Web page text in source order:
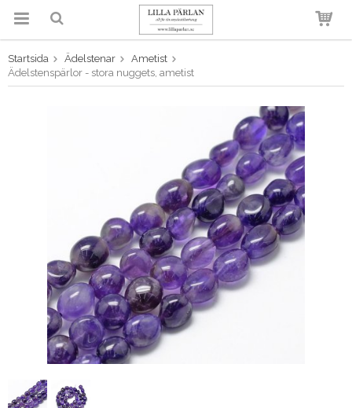
Produkten har blivit tillagd i
varukorgen
Startsida Ädelstenar
Ametist
Ädelstenspärlor - stora nuggets, ametist